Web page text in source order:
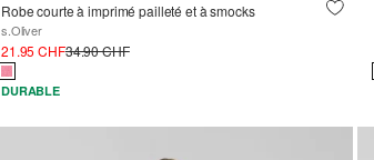
Robe courte à imprimé pailleté et à smocks
s.Oliver
21.95 CHF34.90 CHF
DURABLE